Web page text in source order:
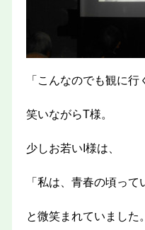
「こんなのでも観に
笑いながらT様。
少しお若いI様は、
「私は、青春の頃っ
と微笑まれていました